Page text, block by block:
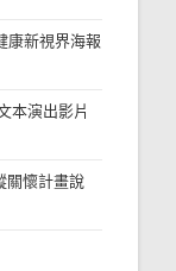
康新視界海報
本演出影片
關懷計畫說